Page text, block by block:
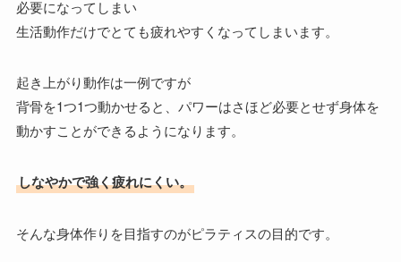
必要になってしまい
生活動作だけでとても疲れやすくなってしまいます。
起き上がり動作は一例ですが
背骨を1つ1つ動かせると、パワーはさほど必要とせず身体を
動かすことができるようになります。
しなやかで強く疲れにくい。
そんな身体作りを目指すのがピラティスの目的です。